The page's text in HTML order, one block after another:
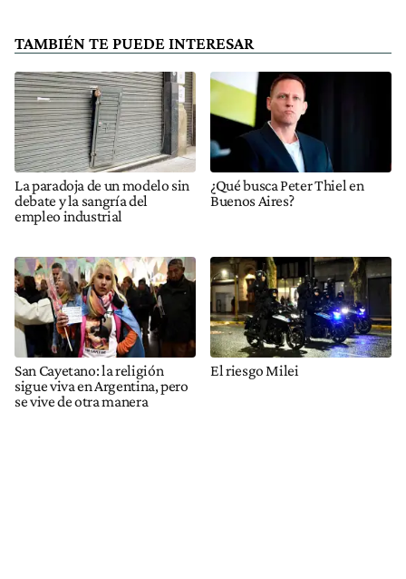
TAMBIÉN TE PUEDE INTERESAR
La paradoja de un modelo sin
debate y la sangría del
empleo industrial
¿Qué busca Peter Thiel en
Buenos Aires?
San Cayetano: la religión
sigue viva en Argentina, pero
se vive de otra manera
El riesgo Milei